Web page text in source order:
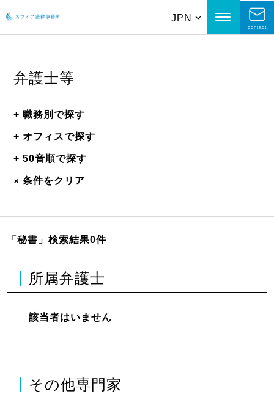
JPN
contact
弁護士等
+ 職務別で探す
+ オフィスで探す
+ 50音順で探す
+ 条件をクリア
「秘書」検索結果0件
所属弁護士
該当者はいません
その他専門家